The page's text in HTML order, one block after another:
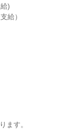
)
給）
ます。